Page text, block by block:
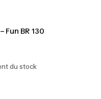
Fun BR 130
du stock